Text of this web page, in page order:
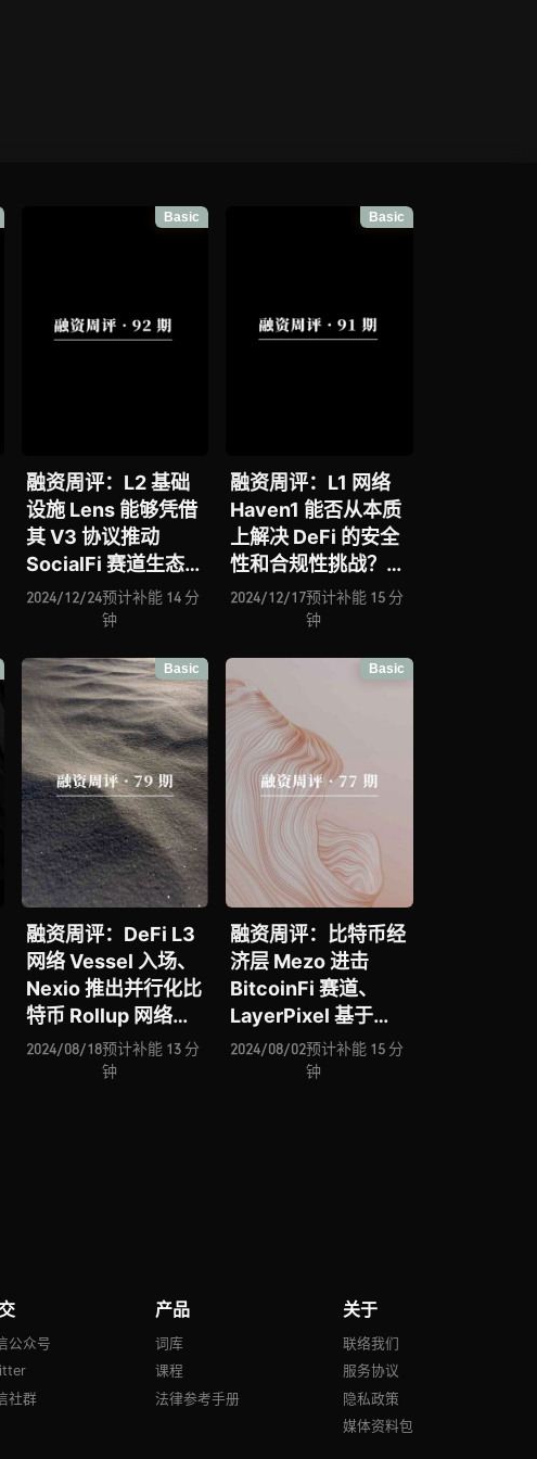
Basic
融资周评：L2 基础
设施 Lens 能够凭借
其 V3 协议推动
SocialFi 赛道生态爆
发、面向 RWA 的模
块化 L2 网络 Plume
新进展、EVM 兼容
L2 网络 DuckChain
能否成为 TON 生态
扩张的核心桥梁？
2024/12/24预计补能 14 分
钟
Basic
融资周评：L1 网络
Haven1 能否从本质
上解决 DeFi 的安全
性和合规性挑战？
Hyperbolic 进击去
中心化算力赛道、基
合约平台 Waterfall
Network 再次斩获
千万美元融资
2024/12/17预计补能 15 分
钟
Basic
融资周评：DeFi L3
网络 Vessel 入场、
Nexio 推出并行化比
特币 Rollup 网络、
Moonveil 布局
Web3 游戏生态系
2024/08/18预计补能 13 分
钟
Basic
融资周评：比特币经
济层 Mezo 进击
BitcoinFi 赛道、
LayerPixel 基于
TON 推出 DeFi 解决
方案、Memecoin
2024/08/02预计补能 15 分
钟
公众号
社群
产品
词库
课程
法律参考手册
关于
联络我们
服务协议
隐私政策
媒体资料包